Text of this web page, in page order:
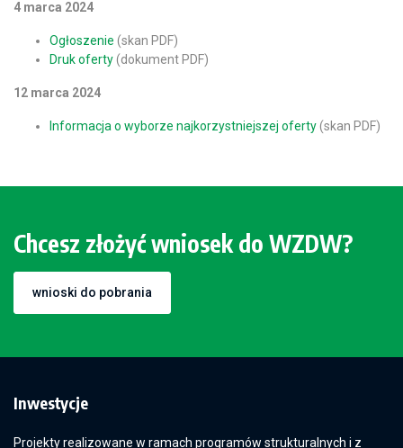
4 marca 2024
Ogłoszenie (skan PDF)
Druk oferty(dokument PDF)
12 marca 2024
Informacja o wyborze najkorzystniejszej oferty(skan PDF)
Chcesz złożyć wniosek do WZDW?
wnioski do pobrania
Inwestycje
Projekty realizowane w ramach programów strukturalnych i z